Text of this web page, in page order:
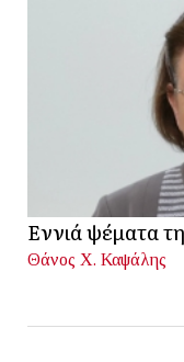
Εννιά ψέματα
Θάνος Χ. Καψάλης